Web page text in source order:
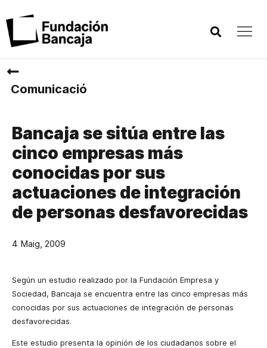
Comunicació
Bancaja se sitúa entre las
cinco empresas más
conocidas por sus
actuaciones de integración
de personas desfavorecidas
4 Maig, 2009
Según un estudio realizado por la Fundación Empresa y
Sociedad, Bancaja se encuentra entre las cinco empresas más
conocidas por sus actuaciones de integración de personas
desfavorecidas.
Este estudio presenta la opinión de los ciudadanos sobre el